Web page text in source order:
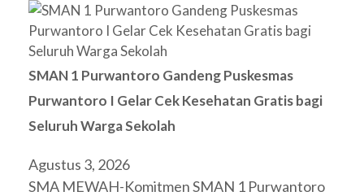
SMAN 1 Purwantoro Gandeng Puskesmas
Purwantoro I Gelar Cek Kesehatan Gratis bagi
Seluruh Warga Sekolah
Agustus 3, 2026
SMA MEWAH-Komitmen SMAN 1 Purwantoro